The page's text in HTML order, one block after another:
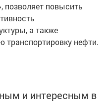
позволяет повысить
а также
транспортировку нефти.
и интересным в